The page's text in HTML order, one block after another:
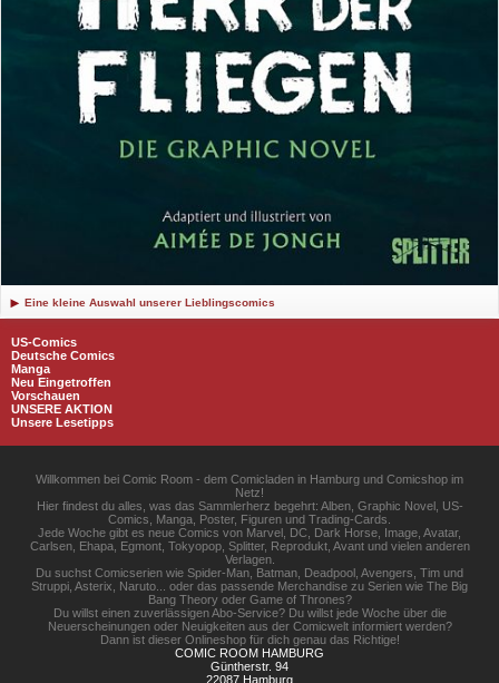
Eine kleine Auswahl unserer Lieblingscomics
US-Comics
Deutsche Comics
Manga
Neu Eingetroffen
Vorschauen
UNSERE AKTION
Unsere Lesetipps
Willkommen bei Comic Room - dem Comicladen in Hamburg und Comicshop im
Netz!
Hier findest du alles, was das Sammlerherz begehrt: Alben, Graphic Novel, US-
Comics, Manga, Poster, Figuren und Trading-Cards.
Jede Woche gibt es neue Comics von Marvel, DC, Dark Horse, Image, Avatar,
Carlsen, Ehapa, Egmont, Tokyopop, Splitter, Reprodukt, Avant und vielen anderen
Verlagen.
Du suchst Comicserien wie Spider-Man, Batman, Deadpool, Avengers, Tim und
Struppi, Asterix, Naruto... oder das passende Merchandise zu Serien wie The Big
Bang Theory oder Game of Thrones?
Du willst einen zuverlässigen Abo-Service? Du willst jede Woche über die
Neuerscheinungen oder Neuigkeiten aus der Comicwelt informiert werden?
Dann ist dieser Onlineshop für dich genau das Richtige!
COMIC ROOM HAMBURG
Güntherstr. 94
22087 Hamburg